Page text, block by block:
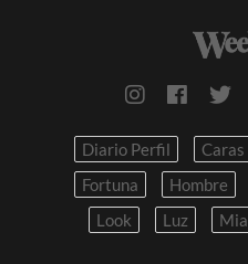
Diario Perfil Caras
Fortuna
Hombre
Look
Luz Mia